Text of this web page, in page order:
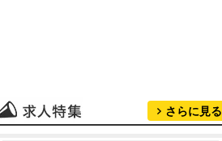
さらに見る